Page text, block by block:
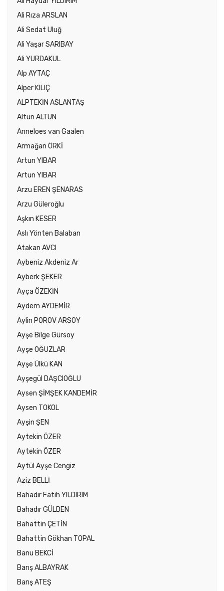
Ali Rıza ARSLAN
Ali Sedat Uluğ
Ali Yaşar SARIBAY
Ali YURDAKUL
Alp AYTAÇ
Alper KILIÇ
ALPTEKİN ASLANTAŞ
Altun ALTUN
Anneloes van Gaalen
Armağan ÖRKİ
Artun YIBAR
Artun YIBAR
Arzu EREN ŞENARAS
Arzu Güleroğlu
Aşkın KESER
Aslı Yönten Balaban
Atakan AVCI
Aybeniz Akdeniz Ar
Ayberk ŞEKER
Ayça ÖZEKİN
Aydem AYDEMİR
Aylin POROV ARSOY
Ayşe Bilge Gürsoy
Ayşe OĞUZLAR
Ayşe Ülkü KAN
Ayşegül DAŞCIOĞLU
Aysen ŞİMŞEK KANDEMİR
Aysen TOKOL
Ayşin ŞEN
Aytekin ÖZER
Aytekin ÖZER
Aytül Ayşe Cengiz
Aziz BELLİ
Bahadır Fatih YILDIRIM
Bahadır GÜLDEN
Bahattin ÇETİN
Bahattin Gökhan TOPAL
Banu BEKCİ
Barış ALBAYRAK
Barış ATEŞ